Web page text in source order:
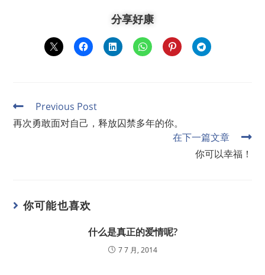
分享好康
Previous Post
再次勇敢面对自己，释放囚禁多年的你。
在下一篇文章
你可以幸福！
你可能也喜欢
什么是真正的爱情呢?
7 7 月, 2014